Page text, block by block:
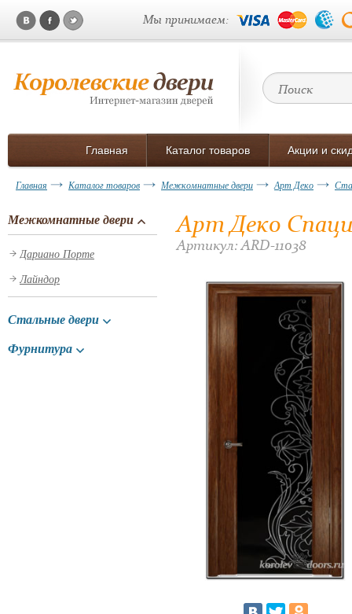
Мы принимаем:
Главная Каталог товаров Акции и
Главная Каталог товаров Межкомнатные двери Арт Деко
Межкомнатные двери
Дариано Порте
Лайндор
Стальные двери
Фурнитура
Арт Деко
Артикул: ARD-11038